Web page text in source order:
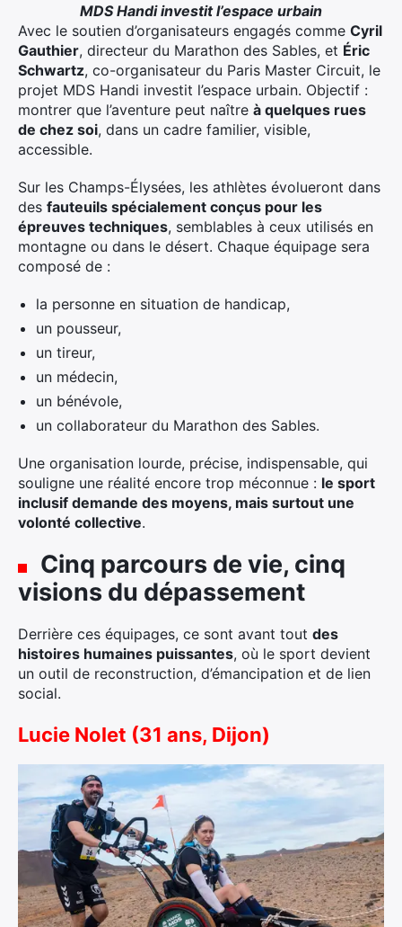
MDS Handi investit l’espace urbain
Avec le soutien d’organisateurs engagés comme Cyril
Gauthier, directeur du Marathon des Sables, et Éric
Schwartz, co-organisateur du Paris Master Circuit, le
projet MDS Handi investit l’espace urbain. Objectif :
montrer que l’aventure peut naître à quelques rues
de chez soi, dans un cadre familier, visible,
accessible.
Sur les Champs-Élysées, les athlètes évolueront dans
des fauteuils spécialement conçus pour les
épreuves techniques, semblables à ceux utilisés en
montagne ou dans le désert. Chaque équipage sera
composé de :
la personne en situation de handicap,
un pousseur,
un tireur,
un médecin,
un bénévole,
un collaborateur du Marathon des Sables.
Une organisation lourde, précise, indispensable, qui
souligne une réalité encore trop méconnue : le sport
inclusif demande des moyens, mais surtout une
volonté collective.
Cinq parcours de vie, cinq
visions du dépassement
Derrière ces équipages, ce sont avant tout des
histoires humaines puissantes, où le sport devient
un outil de reconstruction, d’émancipation et de lien
social.
Lucie Nolet (31 ans, Dijon)